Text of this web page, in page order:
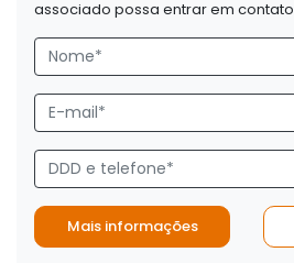
associado possa entrar em contato
Mais informações